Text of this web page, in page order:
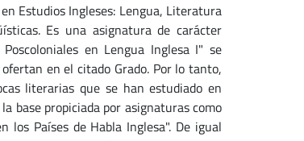
Estudios Ingleses: Lengua, Literatura
Es una asignatura de carácter
en Lengua Inglesa I" se
en el citado Grado. Por lo tanto,
literarias que se han estudiado en
base propiciada por asignaturas como
Países de Habla Inglesa". De igual